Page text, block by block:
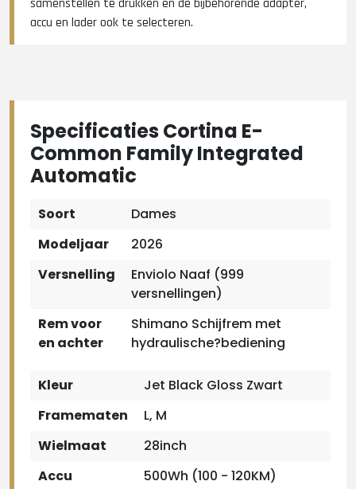
samenstellen te drukken en de bijbehorende adapter,
accu en lader ook te selecteren.
Specificaties Cortina E-
Common Family Integrated
Automatic
Soort
Dames
Modeljaar
2026
Versnelling
Enviolo Naaf (999
versnellingen)
Rem voor
en achter
Shimano Schijfrem met
hydraulische?bediening
Kleur
Jet Black Gloss Zwart
Framematen
L, M
Wielmaat
28inch
Accu
500Wh (100 - 120KM)